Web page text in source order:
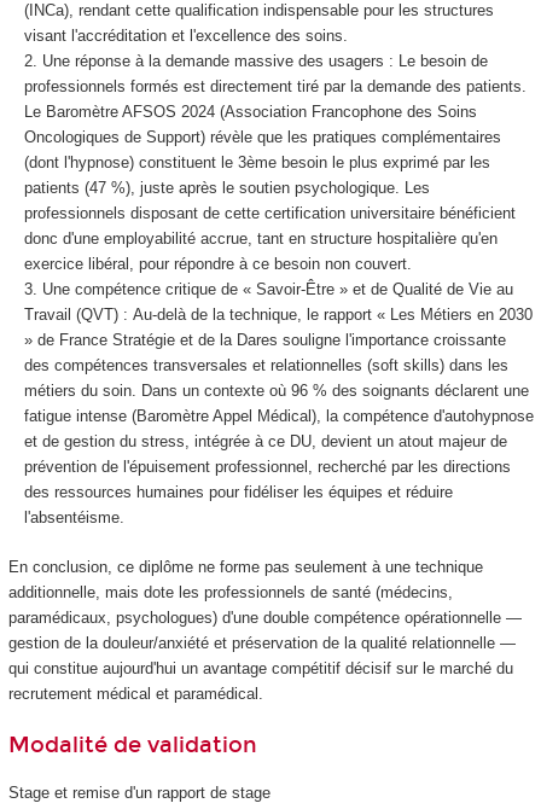
(INCa), rendant cette qualification indispensable pour les structures
visant l'accréditation et l'excellence des soins.
Une réponse à la demande massive des usagers : Le besoin de
professionnels formés est directement tiré par la demande des patients.
Le Baromètre AFSOS 2024 (Association Francophone des Soins
Oncologiques de Support) révèle que les pratiques complémentaires
(dont l'hypnose) constituent le 3ème besoin le plus exprimé par les
patients (47 %), juste après le soutien psychologique. Les
professionnels disposant de cette certification universitaire bénéficient
donc d'une employabilité accrue, tant en structure hospitalière qu'en
exercice libéral, pour répondre à ce besoin non couvert.
Une compétence critique de « Savoir-Être » et de Qualité de Vie au
Travail (QVT) : Au-delà de la technique, le rapport « Les Métiers en 2030
» de France Stratégie et de la Dares souligne l'importance croissante
des compétences transversales et relationnelles (soft skills) dans les
métiers du soin. Dans un contexte où 96 % des soignants déclarent une
fatigue intense (Baromètre Appel Médical), la compétence d'autohypnose
et de gestion du stress, intégrée à ce DU, devient un atout majeur de
prévention de l'épuisement professionnel, recherché par les directions
des ressources humaines pour fidéliser les équipes et réduire
l'absentéisme.
En conclusion, ce diplôme ne forme pas seulement à une technique
additionnelle, mais dote les professionnels de santé (médecins,
paramédicaux, psychologues) d'une double compétence opérationnelle —
gestion de la douleur/anxiété et préservation de la qualité relationnelle —
qui constitue aujourd'hui un avantage compétitif décisif sur le marché du
recrutement médical et paramédical.
Modalité de validation
Stage et remise d'un rapport de stage